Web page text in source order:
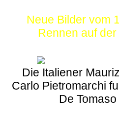
Neue Bilder vom
Rennen auf
Die Italiener
Carlo Pietromarchi
De